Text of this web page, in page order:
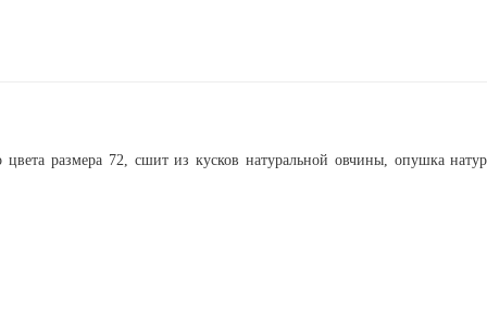
размера 72, сшит из кусков натуральной овчины, опушка